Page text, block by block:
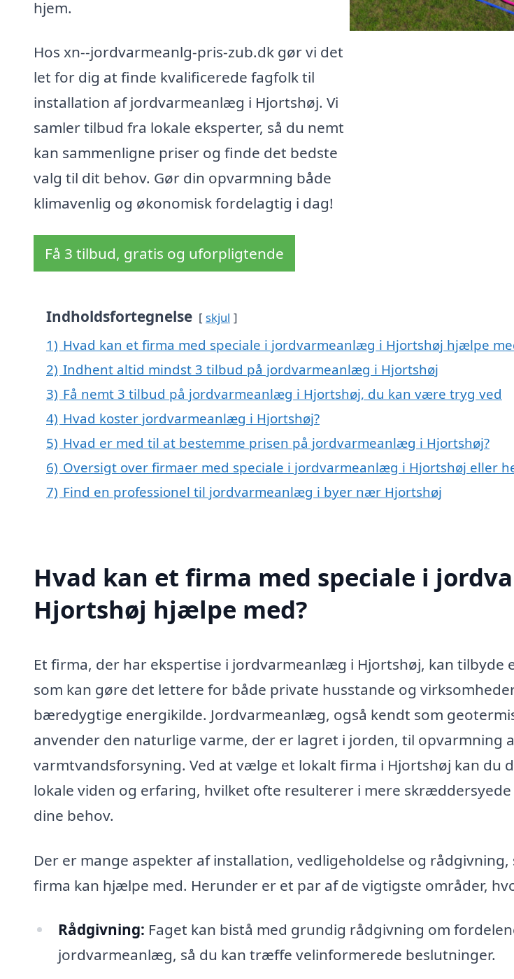
hjem.
Hos xn--jordvarmeanlg-pris-zub.dk gør vi det
let for dig at finde kvalificerede fagfolk til
installation af jordvarmeanlæg i Hjortshøj. Vi
samler tilbud fra lokale eksperter, så du nemt
kan sammenligne priser og finde det bedste
valg til dit behov. Gør din opvarmning både
klimavenlig og økonomisk fordelagtig i dag!
Få 3 tilbud, gratis og uforpligtende
Indholdsfortegnelse skjul
1) Hvad kan et firma med speciale i jordvarmeanlæg i Hjortshøj hjælpe
2) Indhent altid mindst 3 tilbud på jordvarmeanlæg i Hjortshøj
3) Få nemt 3 tilbud på jordvarmeanlæg i Hjortshøj, du kan være tryg ved
4) Hvad koster jordvarmeanlæg i Hjortshøj?
5) Hvad er med til at bestemme prisen på jordvarmeanlæg i Hjortshøj?
6) Oversigt over firmaer med speciale i jordvarmeanlæg i Hjortshøj eller
7) Find en professionel til jordvarmeanlæg i byer nær Hjortshøj
Hvad kan et firma med speciale i
Hjortshøj hjælpe med?
Et firma, der har ekspertise i jordvarmeanlæg i Hjortshøj, kan tilbyde
som kan gøre det lettere for både private husstande og
bæredygtige energikilde. Jordvarmeanlæg, også kendt som
anvender den naturlige varme, der er lagret i jorden, til opvarmning
varmtvandsforsyning. Ved at vælge et lokalt firma i Hjortshøj kan du
lokale viden og erfaring, hvilket ofte resulterer i mere
dine behov.
Der er mange aspekter af installation, vedligeholdelse og rådgivning,
firma kan hjælpe med. Herunder er et par af de vigtigste områder,
Rådgivning: Faget kan bistå med grundig rådgivning om
jordvarmeanlæg, så du kan træffe velinformerede beslutninger.